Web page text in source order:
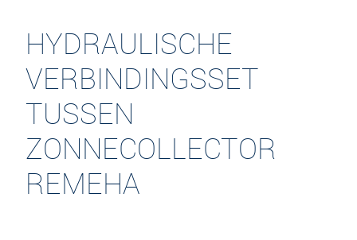
HYDRAULISCHE
VERBINDINGSSET
TUSSEN
ZONNECOLLECTOR
REMEHA